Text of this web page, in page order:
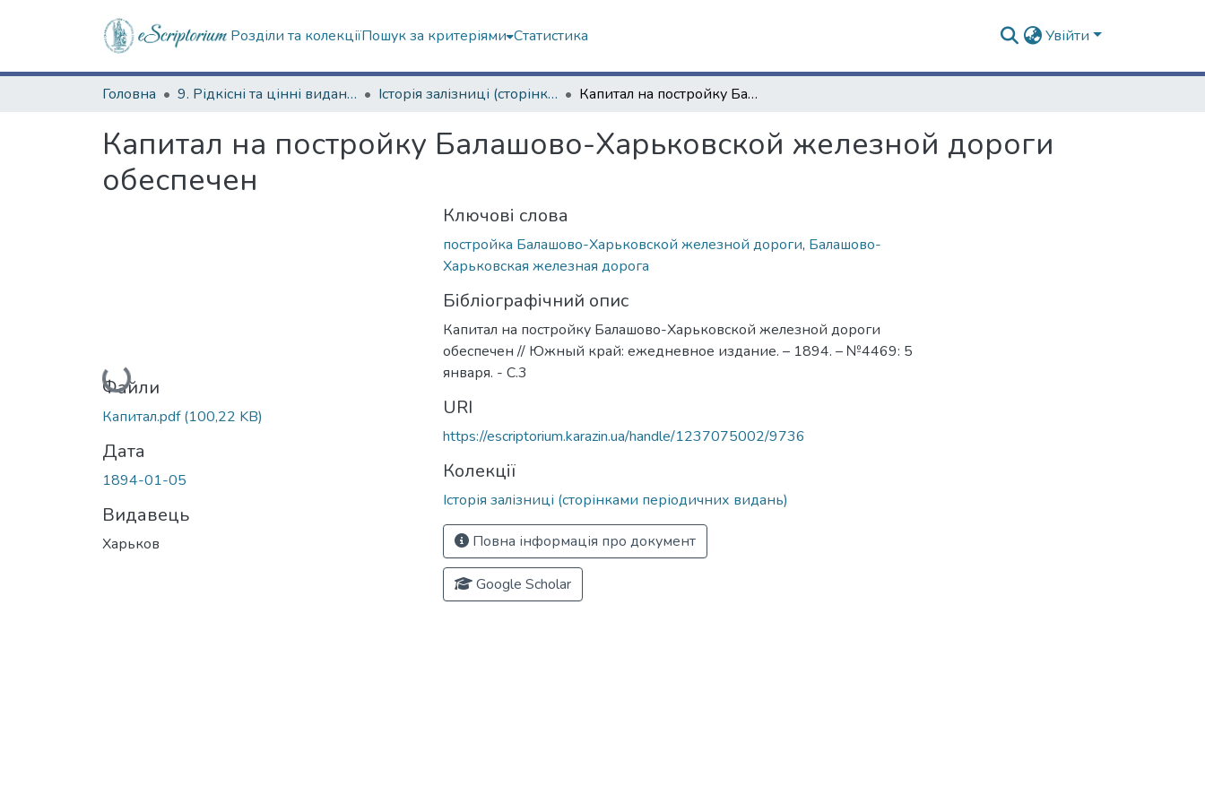
Розділи та колекціїПошук за критеріями Статистика Увійти
Головна 9. Рідкісні та цінні видання Історія залізниці (сторінками періодичних видань) Капитал на постройку Балашово-Харьковской железной дороги обеспечен
Капитал на постройку Балашово-Харьковской железной дороги
обеспечен
Вантажиться...
Файли
Капитал.pdf(100,22 KB)
Дата
1894-01-05
Видавець
Харьков
Ключові слова
постройка Балашово-Харьковской железной дороги, Балашово-
Харьковская железная дорога
Бібліографічний опис
Капитал на постройку Балашово-Харьковской железной дороги
обеспечен // Южный край: ежедневное издание. – 1894. – №4469: 5
января. - С.3
URI
https://escriptorium.karazin.ua/handle/1237075002/9736
Колекції
Історія залізниці (сторінками періодичних видань)
Повна інформація про документ
Google Scholar